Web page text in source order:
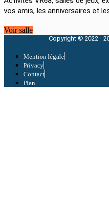
vos amis, les anniversaires et
Voir salle
Copyright © 2022 -
Mention légale
Privacy
Contact
Plan